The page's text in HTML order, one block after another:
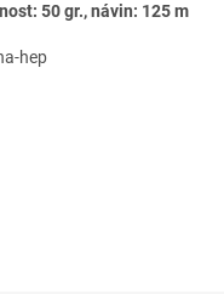
50 gr., návin: 125 m
hep